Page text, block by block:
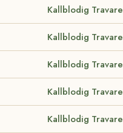
Kallblodig Travare
Kallblodig Travare
Kallblodig Travare
Kallblodig Travare
Kallblodig Travare